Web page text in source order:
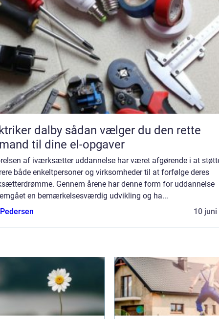
sådan vælger du den rette
til dine el-opgaver
af iværksætter uddannelse har været afgørende i at
både enkeltpersoner og virksomheder til at forfølge deres
Gennem årene har denne form for uddannelse
en bemærkelsesværdig udvikling og ha...
10 juni